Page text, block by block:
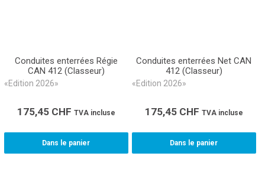
Conduites enterrées Régie
CAN 412 (Classeur)
«Edition 2026»
175,45 CHF TVA incluse
Dans le panier
Conduites enterrées Net CAN
412 (Classeur)
«Edition 2026»
175,45 CHF TVA incluse
Dans le panier